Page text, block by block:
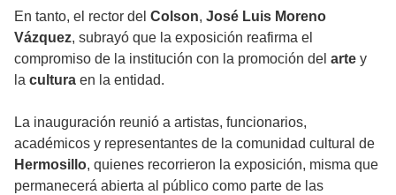
En tanto, el rector del Colson, José Luis Moreno
Vázquez, subrayó que la exposición reafirma el
compromiso de la institución con la promoción del arte y
la cultura en la entidad.
La inauguración reunió a artistas, funcionarios,
académicos y representantes de la comunidad cultural de
Hermosillo, quienes recorrieron la exposición, misma que
permanecerá abierta al público como parte de las